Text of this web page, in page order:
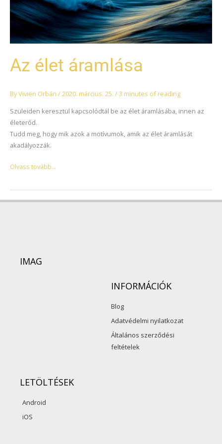
Az élet áramlása
ByVivien Orbán /2020. március. 25. /3 minutes of reading
Szüleiden keresztül kapcsolódtál be az élet áramlásába, innen az
életerőd.
Tudd meg, hogy mik azok a motívumok, amik az élet áramlását
akadályozzák.
Olvass tovább...
IMAG
INFORMÁCIÓK
Blog
Adatvédelmi nyilatkozat
Általános szerződési
feltételek
LETÖLTÉSEK
Android
iOS